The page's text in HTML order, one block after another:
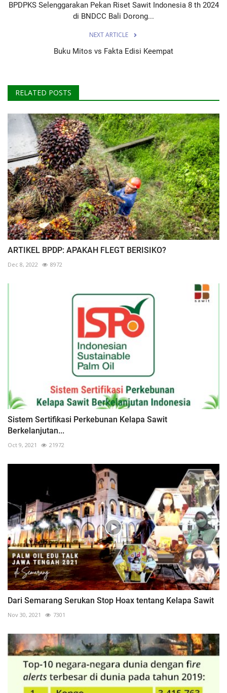
BPDPKS Selenggarakan Pekan Riset Sawit Indonesia 8 th 2024
di BNDCC Bali Dorong...
NEXT ARTICLE
Buku Mitos vs Fakta Edisi Keempat
RELATED POSTS
ARTIKEL BPDP: APAKAH FLEGT BERISIKO?
Dec 8, 2022 8972
Sistem Sertifikasi Perkebunan Kelapa Sawit
Berkelanjutan...
Oct 9, 2021 21972
Dari Semarang Serukan Stop Hoax tentang Kelapa Sawit
Nov 30, 2021 7301